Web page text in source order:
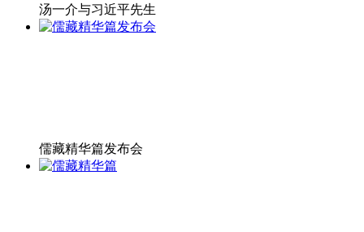
汤一介与习近平先生
儒藏精华篇发布会